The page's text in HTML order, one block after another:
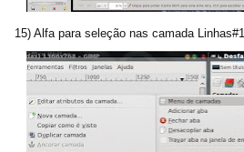
15) Alfa para seleção nas camada Linhas#1